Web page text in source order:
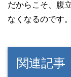
だからこそ、腹
なくなるのです。
関連記事